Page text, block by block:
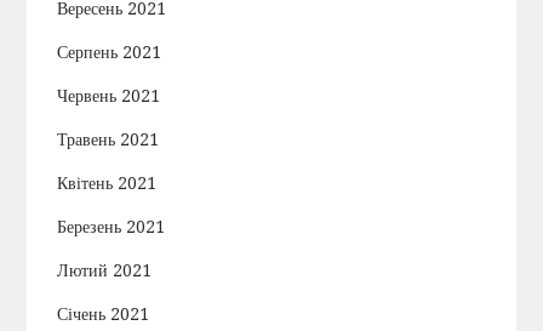
Вересень 2021
Серпень 2021
Червень 2021
Травень 2021
Квітень 2021
Березень 2021
Лютий 2021
Січень 2021